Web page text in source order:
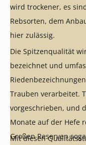
wird trockener, es
Rebsorten, dem
hier zulässig.
Die Spitzenqualität
bezeichnet und
Trauben verarbeitet.
vorgeschrieben, und
Monate auf der Hefe
Großen Reserven
Mit diesen